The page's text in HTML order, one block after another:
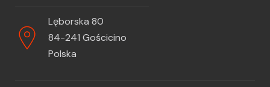
Lęborska 80
84-241 Gościcino
Polska